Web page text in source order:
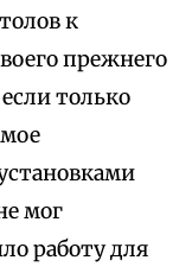
к
прежнего
только
мог
работу для